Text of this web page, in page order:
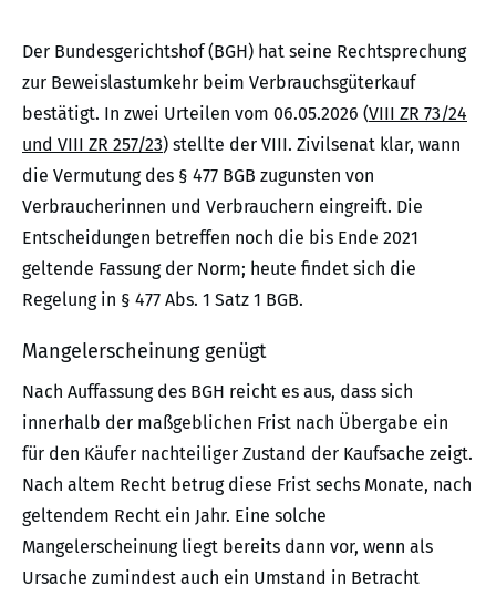
Der Bundesgerichtshof (BGH) hat seine Rechtsprechung
zur Beweislastumkehr beim Verbrauchsgüterkauf
bestätigt. In zwei Urteilen vom 06.05.2026 (VIII ZR 73/24
und VIII ZR 257/23) stellte der VIII. Zivilsenat klar, wann
die Vermutung des § 477 BGB zugunsten von
Verbraucherinnen und Verbrauchern eingreift. Die
Entscheidungen betreffen noch die bis Ende 2021
geltende Fassung der Norm; heute findet sich die
Regelung in § 477 Abs. 1 Satz 1 BGB.
Mangelerscheinung genügt
Nach Auffassung des BGH reicht es aus, dass sich
innerhalb der maßgeblichen Frist nach Übergabe ein
für den Käufer nachteiliger Zustand der Kaufsache zeigt.
Nach altem Recht betrug diese Frist sechs Monate, nach
geltendem Recht ein Jahr. Eine solche
Mangelerscheinung liegt bereits dann vor, wenn als
Ursache zumindest auch ein Umstand in Betracht